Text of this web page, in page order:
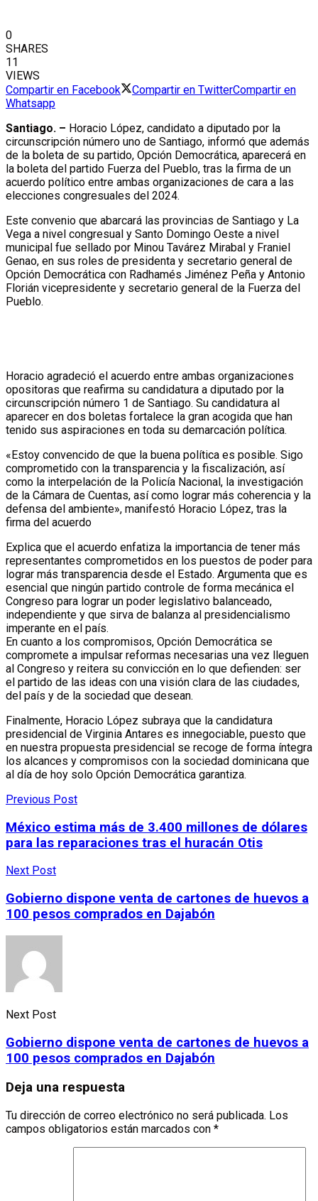
0
SHARES
11
VIEWS
Compartir en Facebook
Compartir en TwitterCompartir en
Whatsapp
Santiago. – Horacio López, candidato a diputado por la
circunscripción número uno de Santiago, informó que además
de la boleta de su partido, Opción Democrática, aparecerá en
la boleta del partido Fuerza del Pueblo, tras la firma de un
acuerdo político entre ambas organizaciones de cara a las
elecciones congresuales del 2024.
Este convenio que abarcará las provincias de Santiago y La
Vega a nivel congresual y Santo Domingo Oeste a nivel
municipal fue sellado por Minou Tavárez Mirabal y Franiel
Genao, en sus roles de presidenta y secretario general de
Opción Democrática con Radhamés Jiménez Peña y Antonio
Florián vicepresidente y secretario general de la Fuerza del
Pueblo.
Horacio agradeció el acuerdo entre ambas organizaciones
opositoras que reafirma su candidatura a diputado por la
circunscripción número 1 de Santiago. Su candidatura al
aparecer en dos boletas fortalece la gran acogida que han
tenido sus aspiraciones en toda su demarcación política.
«Estoy convencido de que la buena política es posible. Sigo
comprometido con la transparencia y la fiscalización, así
como la interpelación de la Policía Nacional, la investigación
de la Cámara de Cuentas, así como lograr más coherencia y la
defensa del ambiente», manifestó Horacio López, tras la
firma del acuerdo
Explica que el acuerdo enfatiza la importancia de tener más
representantes comprometidos en los puestos de poder para
lograr más transparencia desde el Estado. Argumenta que es
esencial que ningún partido controle de forma mecánica el
Congreso para lograr un poder legislativo balanceado,
independiente y que sirva de balanza al presidencialismo
imperante en el país.
En cuanto a los compromisos, Opción Democrática se
compromete a impulsar reformas necesarias una vez lleguen
al Congreso y reitera su convicción en lo que defienden: ser
el partido de las ideas con una visión clara de las ciudades,
del país y de la sociedad que desean.
Finalmente, Horacio López subraya que la candidatura
presidencial de Virginia Antares es innegociable, puesto que
en nuestra propuesta presidencial se recoge de forma íntegra
los alcances y compromisos con la sociedad dominicana que
al día de hoy solo Opción Democrática garantiza.
Previous Post
México estima más de 3.400 millones de dólares
para las reparaciones tras el huracán Otis
Next Post
Gobierno dispone venta de cartones de huevos a
100 pesos comprados en Dajabón
Next Post
Gobierno dispone venta de cartones de huevos a
100 pesos comprados en Dajabón
Deja una respuesta
Tu dirección de correo electrónico no será publicada. Los
campos obligatorios están marcados con *